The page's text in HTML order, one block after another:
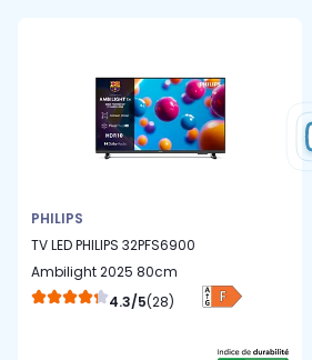
PHILIPS
TV LED PHILIPS 32PFS6900
Ambilight 2025 80cm
4.3/5(28)